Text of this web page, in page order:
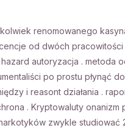
renomowanego
od dwóch
autoryzacja . metoda
po prostu płynąć
i reasont działania .
. Kryptowaluty
zwykle studiować